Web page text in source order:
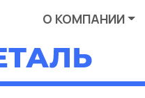
О КОМПАНИИ